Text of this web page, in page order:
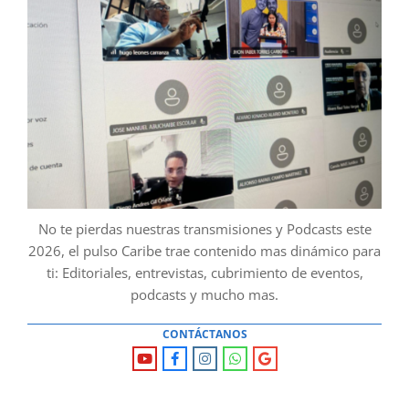
No te pierdas nuestras transmisiones y Podcasts este
2026, el pulso Caribe trae contenido mas dinámico para
ti: Editoriales, entrevistas, cubrimiento de eventos,
podcasts y mucho mas.
CONTÁCTANOS